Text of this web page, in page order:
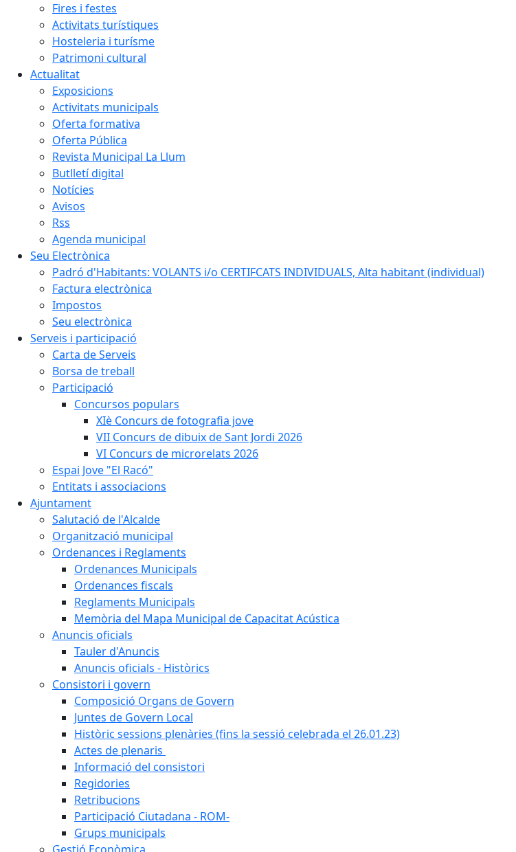
Fires i festes
Activitats turístiques
Hosteleria i turísme
Patrimoni cultural
Actualitat
Exposicions
Activitats municipals
Oferta formativa
Oferta Pública
Revista Municipal La Llum
Butlletí digital
Notícies
Avisos
Rss
Agenda municipal
Seu Electrònica
Padró d'Habitants: VOLANTS i/o CERTIFCATS INDIVIDUALS, Alta habitant (individual)
Factura electrònica
Impostos
Seu electrònica
Serveis i participació
Carta de Serveis
Borsa de treball
Participació
Concursos populars
XIè Concurs de fotografia jove
VII Concurs de dibuix de Sant Jordi 2026
VI Concurs de microrelats 2026
Espai Jove "El Racó"
Entitats i associacions
Ajuntament
Salutació de l'Alcalde
Organització municipal
Ordenances i Reglaments
Ordenances Municipals
Ordenances fiscals
Reglaments Municipals
Memòria del Mapa Municipal de Capacitat Acústica
Anuncis oficials
Tauler d'Anuncis
Anuncis oficials - Històrics
Consistori i govern
Composició Organs de Govern
Juntes de Govern Local
Històric sessions plenàries (fins la sessió celebrada el 26.01.23)
Actes de plenaris
Informació del consistori
Regidories
Retribucions
Participació Ciutadana - ROM-
Grups municipals